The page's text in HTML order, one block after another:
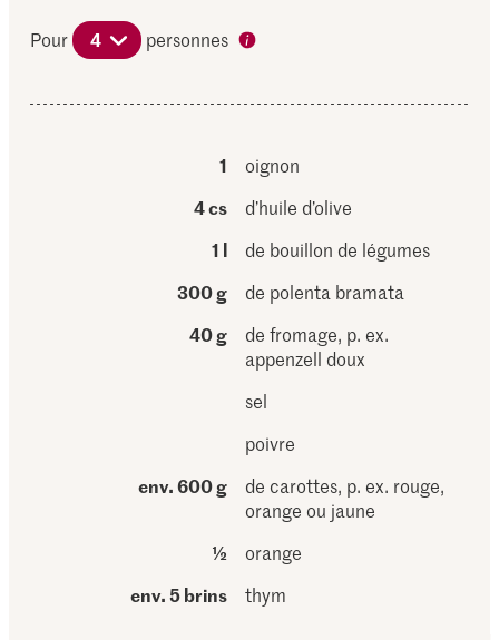
Pour 4 personnes
1
oignon
4 cs
d’huile d’olive
1 l
de bouillon de légumes
300 g
de polenta bramata
40 g
de fromage, p. ex.
appenzell doux
sel
poivre
env. 600 g
de carottes, p. ex. rouge,
orange ou jaune
½
orange
env. 5 brins
thym